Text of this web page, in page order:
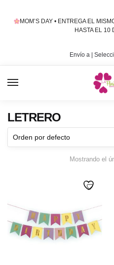
MOM’S DAY • ENTREGA EL
HASTA EL 10
Envío a |
LETRERO
Mostrando el